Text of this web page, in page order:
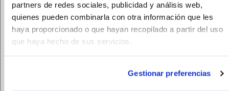
partners de redes sociales, publicidad y análisis web,
quienes pueden combinarla con otra información que les
haya proporcionado o que hayan recopilado a partir del uso
que haya hecho de sus servicios.
Gestionar preferencias